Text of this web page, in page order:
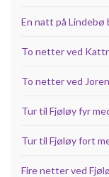
En natt på Lindebø
To netter ved
To netter ved
Tur til Fjøløy fyr
Tur til Fjøløy fort
Fire netter ved